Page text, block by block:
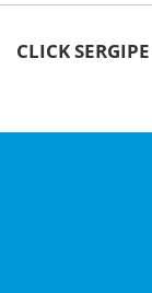
CLICK SERGIPE